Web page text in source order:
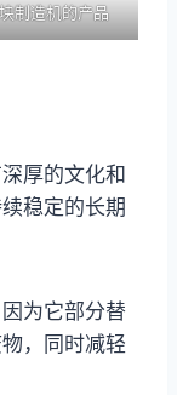
制造机的产品
厚的文化和
稳定的长期
为它部分替
，同时减轻